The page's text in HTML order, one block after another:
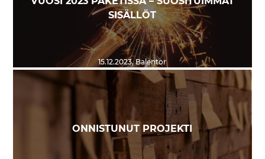
SISÄLLÖT
15.12.2023,Balentor
ONNISTUNUT PROJEKTI